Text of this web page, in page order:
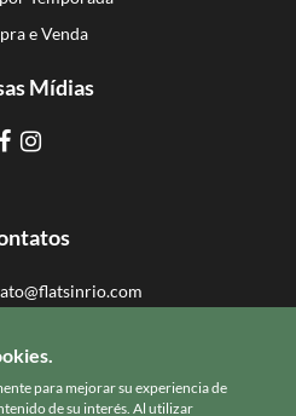
e Venda
Mídias
21 993918308
para mejorar su experiencia de
de su interés. Al utilizar